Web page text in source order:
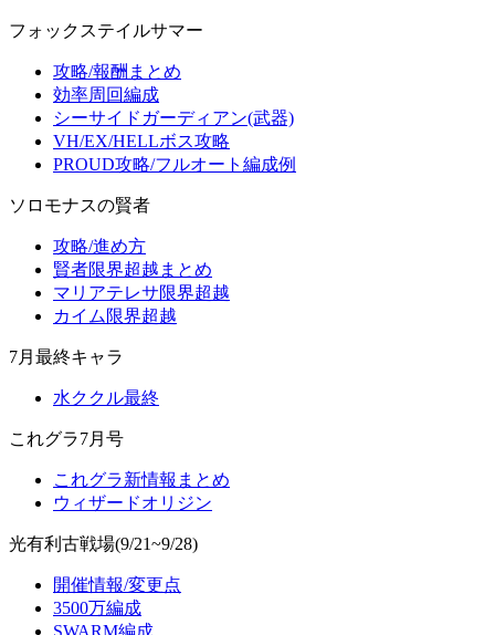
フォックステイルサマー
攻略/報酬まとめ
効率周回編成
シーサイドガーディアン(武器)
VH/EX/HELLボス攻略
PROUD攻略/フルオート編成例
ソロモナスの賢者
攻略/進め方
賢者限界超越まとめ
マリアテレサ限界超越
カイム限界超越
7月最終キャラ
水ククル最終
これグラ7月号
これグラ新情報まとめ
ウィザードオリジン
光有利古戦場(9/21~9/28)
開催情報/変更点
3500万編成
SWARM編成